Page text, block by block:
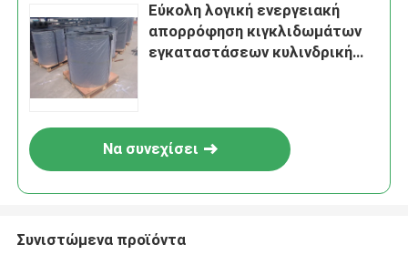
Εύκολη λογική ενεργειακή
απορρόφηση κιγκλιδωμάτων
εγκαταστάσεων κυλινδρική
Να συνεχίσει
Συνιστώμενα προϊόντα